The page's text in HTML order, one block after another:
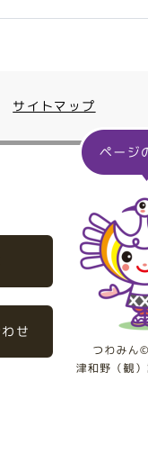
サイトマップ
せ